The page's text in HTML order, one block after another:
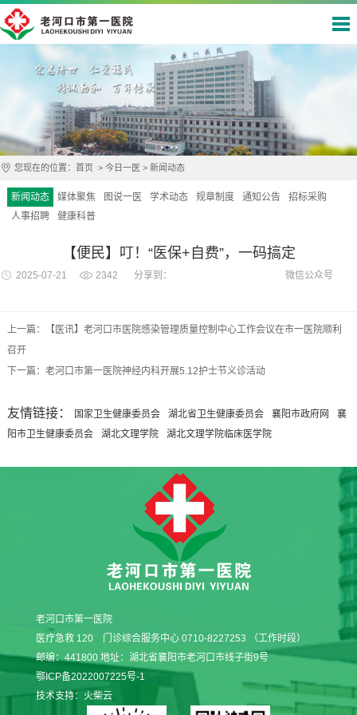
您现在的位置： 首页 > 今日一医 > 新闻动态
新闻动态 媒体聚焦 图说一医 学术动态 规章制度 通知公告
招标采购
人事招聘
健康科普
【便民】叮！“医保+自费”，一码搞定
2025-07-21 微信公众号
2342 分享到：
上一篇：【医讯】老河口市医院感染管理质量控制中心工作会议在市一医院顺利
召开
下一篇：老河口市第一医院神经内科开展5.12护士节义诊活动
友情链接： 国家卫生健康委员会 湖北省卫生健康委员会 襄阳市政府网
襄
阳市卫生健康委员会
湖北文理学院 湖北文理学院临床医学院
老河口市第一医院
医疗急救 120 门诊综合服务中心 0710-8227253 （工作时段）
邮编：441800 地址：湖北省襄阳市老河口市线子街9号
鄂ICP备2022007225号-1
技术支持： 火柴云